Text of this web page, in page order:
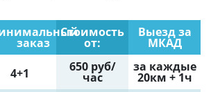
заказ
Стоимость
от:
Выезд за
МКАД
4+1 650 руб/
час
за каждые
20км + 1ч